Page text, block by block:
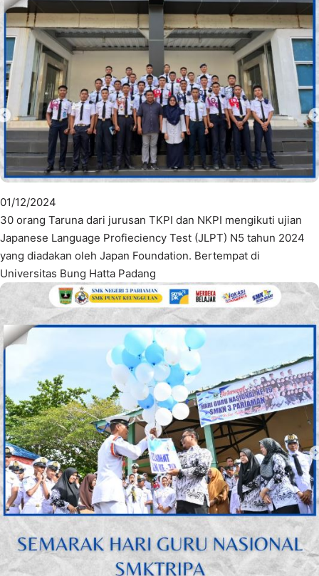
01/12/2024
30 orang Taruna dari jurusan TKPI dan NKPI mengikuti ujian
Japanese Language Profieciency Test (JLPT) N5 tahun 2024
yang diadakan oleh Japan Foundation. Bertempat di
Universitas Bung Hatta Padang